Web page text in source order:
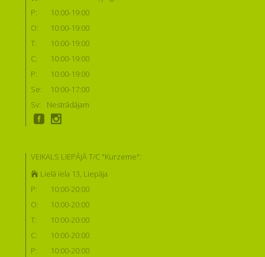
P:
10:00-19:00
O:
10:00-19:00
T:
10:00-19:00
C:
10:00-19:00
P:
10:00-19:00
Se:
10:00-17:00
Sv:
Nestrādājam
VEIKALS LIEPĀJĀ T/C "Kurzeme":
Lielā iela 13, Liepāja
P:
10:00-20:00
O:
10:00-20:00
T:
10:00-20:00
C:
10:00-20:00
P:
10:00-20:00